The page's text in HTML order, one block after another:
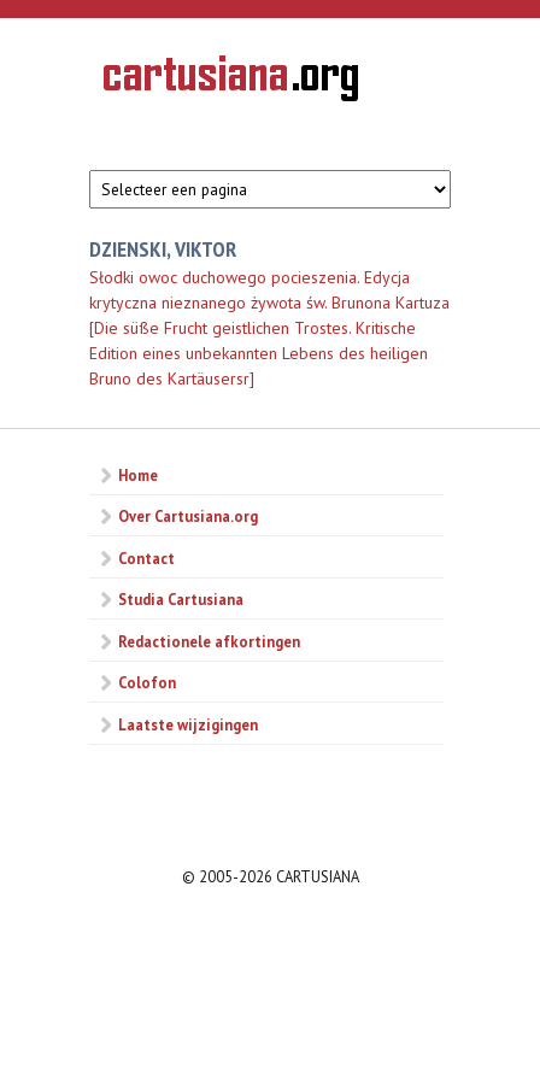
Overslaan en naar de inhoud gaan
CARTUSIANA
Geschiedenis
van de
DZIENSKI, VIKTOR
Słodki owoc duchowego pocieszenia. Edycja
krytyczna nieznanego żywota św. Brunona Kartuza
[Die süße Frucht geistlichen Trostes. Kritische
Edition eines unbekannten Lebens des heiligen
Bruno des Kartäusersr]
Home
Over Cartusiana.org
Contact
Studia Cartusiana
Redactionele afkortingen
Colofon
Laatste wijzigingen
© 2005-2026 CARTUSIANA